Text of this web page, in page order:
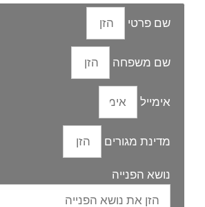
שם פרטי
שם משפחה
אימייל
מדינת מגורים
נושא הפנייה